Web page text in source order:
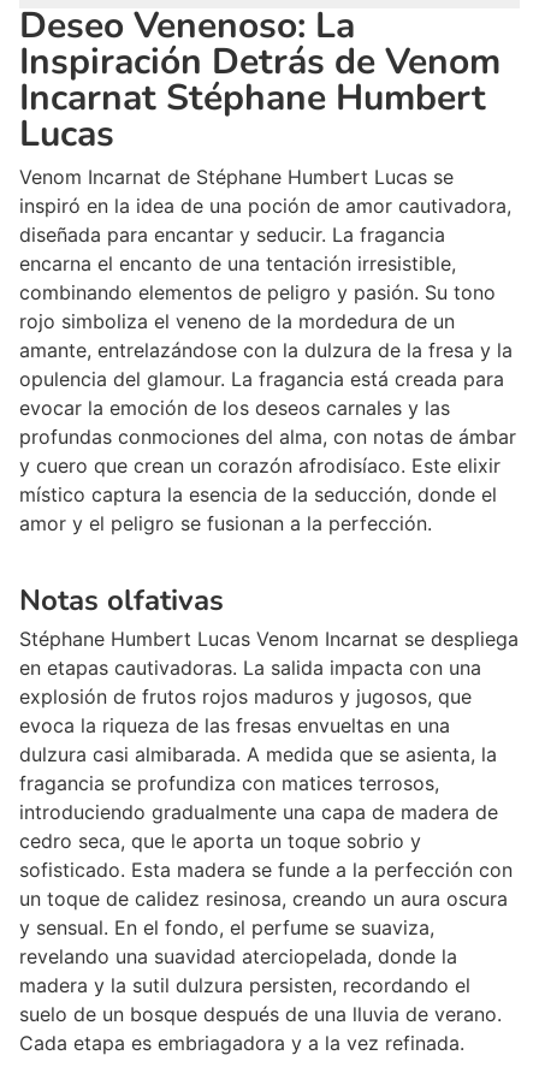
Deseo Venenoso: La
Inspiración Detrás de Venom
Incarnat Stéphane Humbert
Lucas
Venom Incarnat de Stéphane Humbert Lucas se
inspiró en la idea de una poción de amor cautivadora,
diseñada para encantar y seducir. La fragancia
encarna el encanto de una tentación irresistible,
combinando elementos de peligro y pasión. Su tono
rojo simboliza el veneno de la mordedura de un
amante, entrelazándose con la dulzura de la fresa y la
opulencia del glamour. La fragancia está creada para
evocar la emoción de los deseos carnales y las
profundas conmociones del alma, con notas de ámbar
y cuero que crean un corazón afrodisíaco. Este elixir
místico captura la esencia de la seducción, donde el
amor y el peligro se fusionan a la perfección.
Notas olfativas
Stéphane Humbert Lucas Venom Incarnat se despliega
en etapas cautivadoras. La salida impacta con una
explosión de frutos rojos maduros y jugosos, que
evoca la riqueza de las fresas envueltas en una
dulzura casi almibarada. A medida que se asienta, la
fragancia se profundiza con matices terrosos,
introduciendo gradualmente una capa de madera de
cedro seca, que le aporta un toque sobrio y
sofisticado. Esta madera se funde a la perfección con
un toque de calidez resinosa, creando un aura oscura
y sensual. En el fondo, el perfume se suaviza,
revelando una suavidad aterciopelada, donde la
madera y la sutil dulzura persisten, recordando el
suelo de un bosque después de una lluvia de verano.
Cada etapa es embriagadora y a la vez refinada.